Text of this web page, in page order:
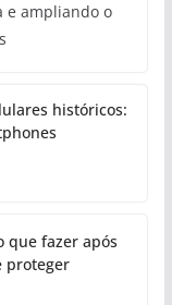
e ampliando o
históricos:
que fazer após
proteger